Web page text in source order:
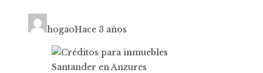
hogaoHace 3 años